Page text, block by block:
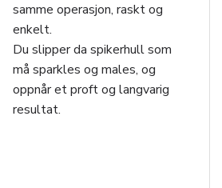
samme operasjon, raskt og
enkelt.
Du slipper da spikerhull som
må sparkles og males, og
oppnår et proft og langvarig
resultat.